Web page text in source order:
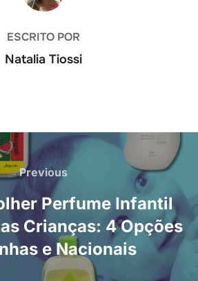
ESCRITO POR
Natalia Tiossi
Previous
Previous
Perfume Infantil
Crianças: 4 Opções
e Nacionais